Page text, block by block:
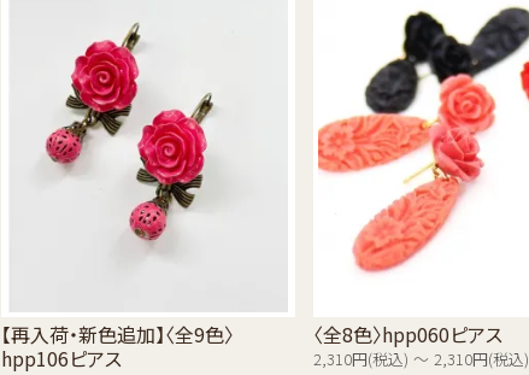
【再入荷・新色追加】〈全9色〉
hpp106ピアス
〈全8色〉hpp060ピアス
2,310円(税込) ～ 2,310円(税込)